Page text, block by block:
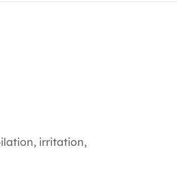
irritation,